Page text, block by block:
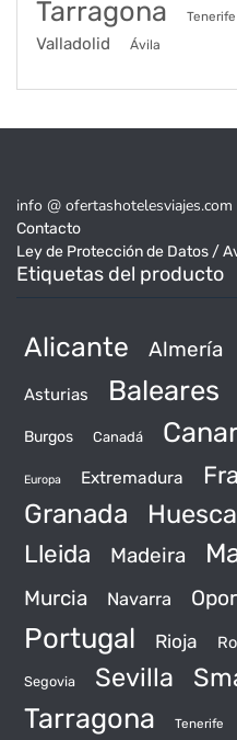
Tarragona Tenerife
Valladolid Ávila
info @ ofertashotelesviajes.com
Contacto
Ley de Protección de Datos /
Etiquetas del producto
Alicante Almería
Asturias Baleares
Burgos Canadá
Europa Extremadura
Granada Huesca
Lleida Madeira
Murcia Navarra
Portugal Rioja
Segovia Sevilla
Tarragona Tenerife